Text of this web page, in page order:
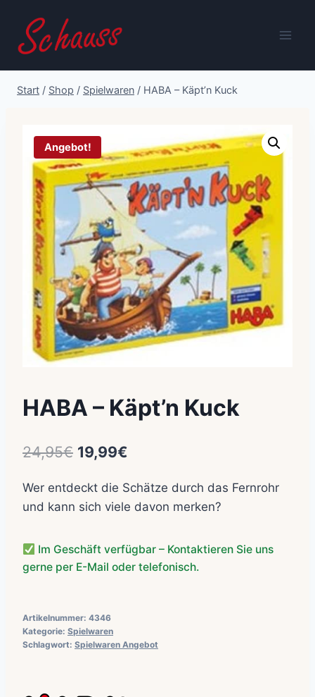
Inhalt
springen
Start / Shop / Spielwaren / HABA – Käpt’n Kuck
Angebot!
HABA – Käpt’n Kuck
24,95€ Ursprünglicher
war:
19,99€
ist:
Wer entdeckt die Schätze durch das Fernrohr
und kann sich viele davon merken?
Im Geschäft verfügbar – Kontaktieren Sie uns
gerne per E-Mail oder telefonisch.
Artikelnummer: 4346
Kategorie: Spielwaren
Schlagwort: Spielwaren Angebot